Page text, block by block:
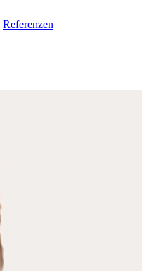
Referenzen